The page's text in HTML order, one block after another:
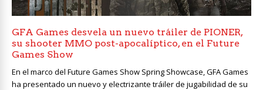
GFA Games desvela un nuevo tráiler de PIONER,
su shooter MMO post-apocalíptico, en el Future
Games Show
En el marco del Future Games Show Spring Showcase, GFA Games
ha presentado un nuevo y electrizante tráiler de jugabilidad de su